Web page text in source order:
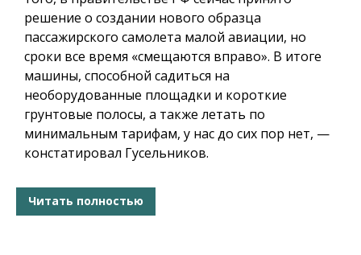
решение о создании нового образца
пассажирского самолета малой авиации, но
сроки все время «смещаются вправо». В итоге
машины, способной садиться на
необорудованные площадки и короткие
грунтовые полосы, а также летать по
минимальным тарифам, у нас до сих пор нет, —
констатировал Гусельников.
Читать полностью